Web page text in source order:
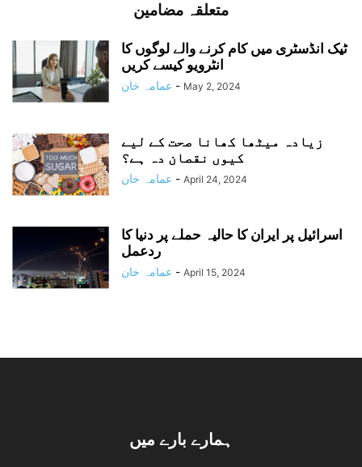
متعلقہ مضامین
ٹیک انڈسٹری میں کام کرنے والے لوگوں کا
انٹرویو کیسے کریں
عمامہ خان - May 2, 2024
زیادہ میٹھا کھانا صحت کے لیے
کیوں نقصان دہ ہے؟
عمامہ خان - April 24, 2024
اسرائیل پر ایران کا حالیہ حملے پر دنیا کا
ردعمل
عمامہ خان - April 15, 2024
ہمارے بارے میں